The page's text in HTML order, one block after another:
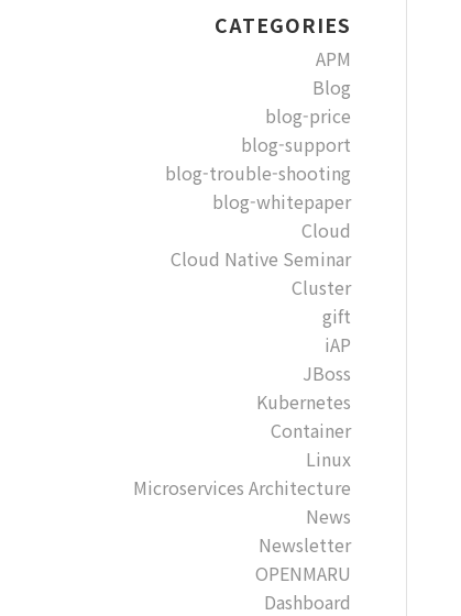
CATEGORIES
APM
Blog
blog-price
blog-support
blog-trouble-shooting
blog-whitepaper
Cloud
Cloud Native Seminar
Cluster
gift
iAP
JBoss
Kubernetes
Container
Linux
Microservices Architecture
News
Newsletter
OPENMARU
Dashboard